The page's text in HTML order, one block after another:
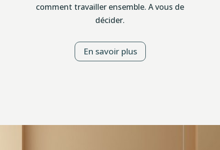
comment travailler ensemble. A vous de
décider.
En savoir plus